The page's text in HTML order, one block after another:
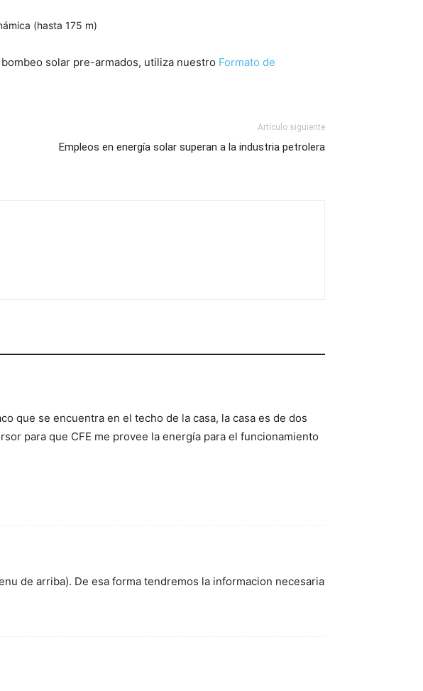
(hasta 175 m)
solar pre-armados, utiliza nuestro Formato de
Artículo siguiente
Empleos en energía solar superan a la industria petrolera
que se encuentra en el techo de la casa, la casa es de dos
para que CFE me provee la energía para el funcionamiento
de arriba). De esa forma tendremos la informacion necesaria